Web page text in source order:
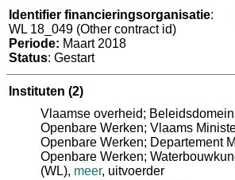
Identifier financieringsorganisatie:
WL 18_049 (Other contract id)
Periode: Maart 2018
Status: Gestart
Instituten (2)
Vlaamse overheid;
Openbare Werken; Vlaams
Openbare Werken; Departement
Openbare Werken;
(WL), meer, uitvoerder